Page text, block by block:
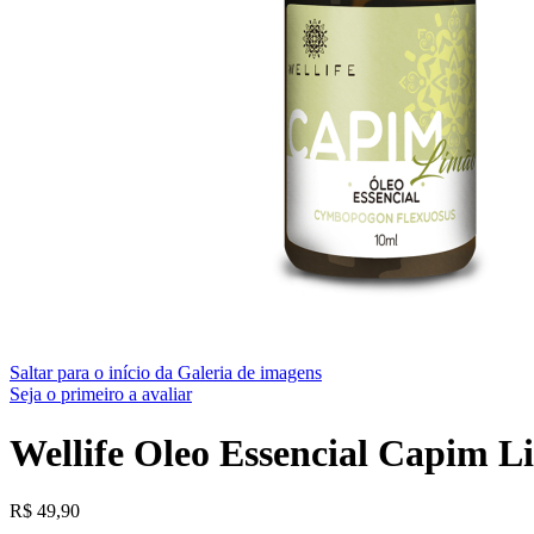
Saltar para o início da Galeria de imagens
Seja o primeiro a avaliar
Wellife Oleo Essencial Capim
R$ 49,90